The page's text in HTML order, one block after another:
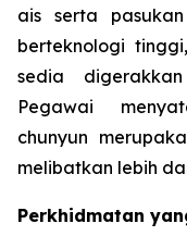
ais serta
berteknologi
sedia
Pegawai
chunyun
melibatkan lebih
Perkhidmatan